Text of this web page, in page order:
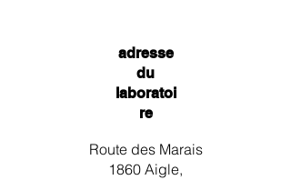
adresse
du
laboratoi
re
Route des Marais
1860 Aigle,